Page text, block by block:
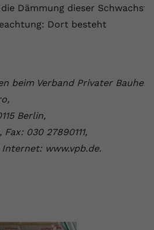
Dämmung dieser
Dort besteht
beim Verband Privater
Berlin,
030 27890111,
www.vpb.de.